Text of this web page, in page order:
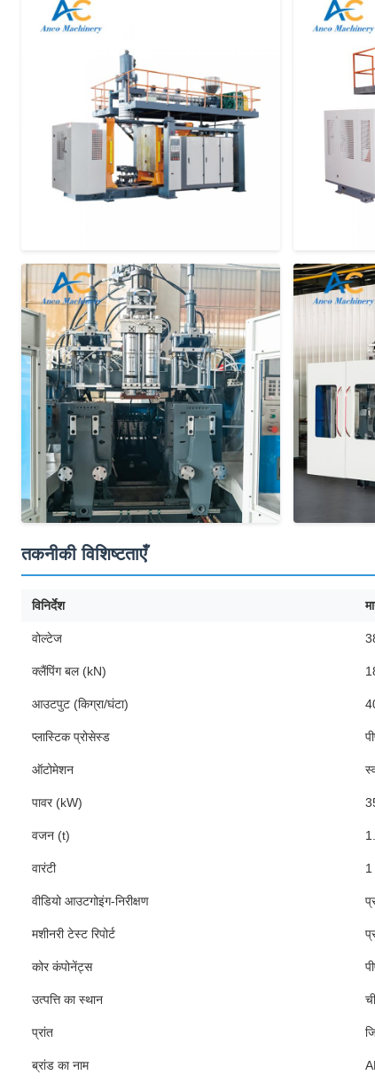
तकनीकी विशिष्टताएँ
विनिर्देश
वोल्टेज
क्लैंपिंग बल (kN)
आउटपुट (किग्रा/घंटा)
प्लास्टिक प्रोसेस्ड
ऑटोमेशन
पावर (kW)
वजन (t)
वारंटी 1
वीडियो आउटगोइंग-निरीक्षण
मशीनरी टेस्ट रिपोर्ट
कोर कंपोनेंट्स
उत्पत्ति का स्थान
प्रांत
ब्रांड का नाम